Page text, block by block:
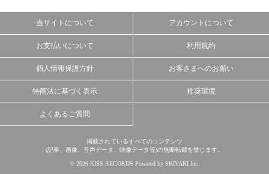
当サイトについて アカウントについて
お支払いについて 利用規約
個人情報保護方針 お客さまへのお願い
特商法に基づく表示 推奨環境
よくあるご質問
掲載されているすべてのコンテンツ
(記事、画像、音声データ、映像データ等)の無断転載を禁じます。
© 2026 KISS RECORDS Powered by SKIYAKI Inc.